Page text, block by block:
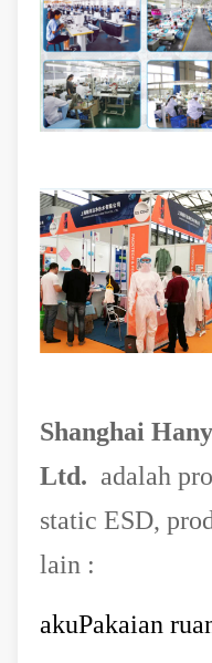
Shanghai
Ltd. adalah
static ESD,
lain :
akuPakaian